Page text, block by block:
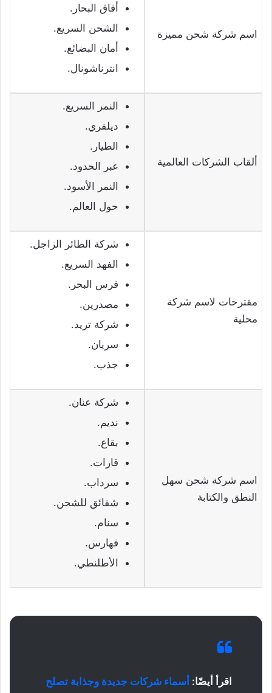
اسم شركة شحن مميزة
أفاق البحار.
الشحن السريع.
أمان البضائع.
انترناشونال.
ألقاب الشركات العالمية
النمر السريع.
ديلفري.
الطيار.
عبر الحدود.
النمر الأسود.
حول العالم.
مقترحات لاسم شركة
محلية
شركة الطائر الزاجل.
الفهد السريع.
فرس البحر.
مصدرين.
شركة تريد.
سريان.
جذب.
اسم شركة شحن سهل
النطق والكتابة
شركة عنان.
نديم.
بقاع.
قارات.
سرداب.
شقائق للشحن.
سنام.
فهارس.
الأطلنطي.
اقرأ أيضًا: أسماء شركات جديدة وجذابة تصلح